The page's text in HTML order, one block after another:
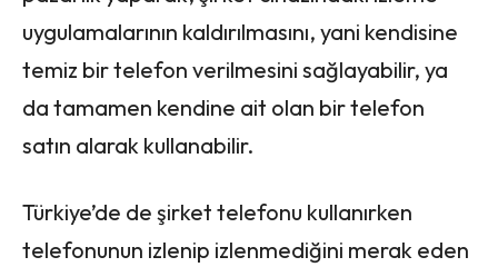
uygulamalarının kaldırılmasını, yani kendisine
temiz bir telefon verilmesini sağlayabilir, ya
da tamamen kendine ait olan bir telefon
satın alarak kullanabilir.
Türkiye’de de şirket telefonu kullanırken
telefonunun izlenip izlenmediğini merak eden